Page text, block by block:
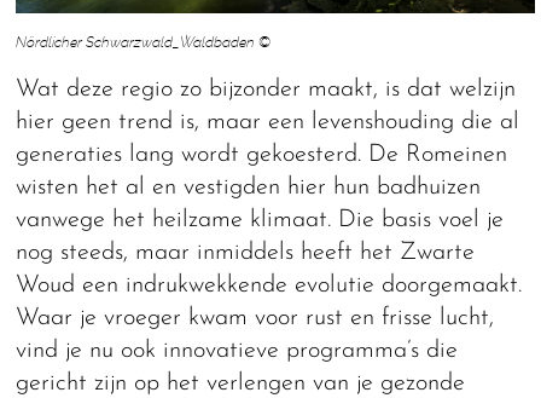
Nördlicher Schwarzwald_Waldbaden ©
Wat deze regio zo bijzonder maakt, is dat welzijn
hier geen trend is, maar een levenshouding die al
generaties lang wordt gekoesterd. De Romeinen
wisten het al en vestigden hier hun badhuizen
vanwege het heilzame klimaat. Die basis voel je
nog steeds, maar inmiddels heeft het Zwarte
Woud een indrukwekkende evolutie doorgemaakt.
Waar je vroeger kwam voor rust en frisse lucht,
vind je nu ook innovatieve programma’s die
gericht zijn op het verlengen van je gezonde